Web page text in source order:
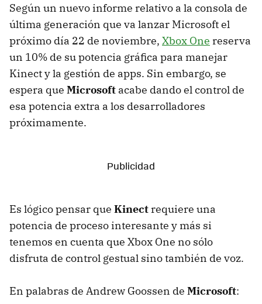
Según un nuevo informe relativo a la consola de
última generación que va lanzar Microsoft el
próximo día 22 de noviembre, Xbox One reserva
un 10% de su potencia gráfica para manejar
Kinect y la gestión de apps. Sin embargo, se
espera que Microsoft acabe dando el control de
esa potencia extra a los desarrolladores
próximamente.
Es lógico pensar que Kinect requiere una
potencia de proceso interesante y más si
tenemos en cuenta que Xbox One no sólo
disfruta de control gestual sino también de voz.
En palabras de Andrew Goossen de Microsoft: